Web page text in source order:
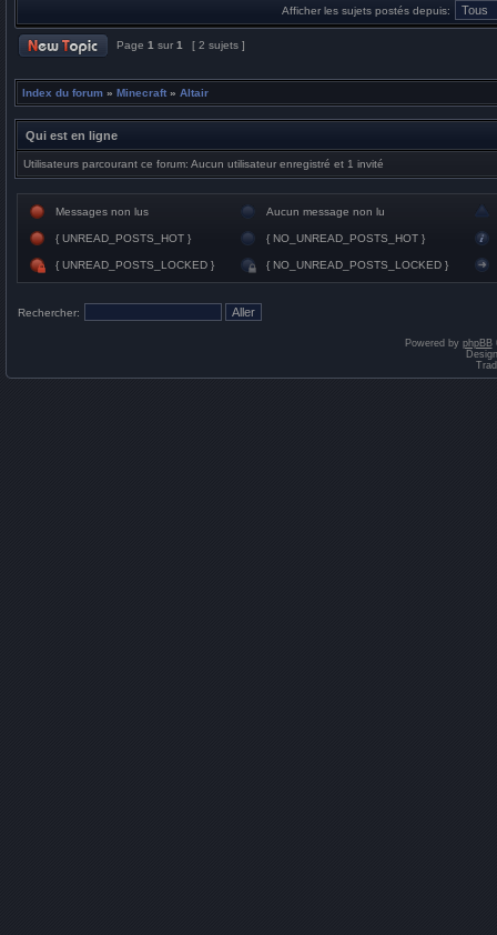
Afficher les sujets postés depuis:
Page 1 sur 1 [ 2 sujets ]
Index du forum » Minecraft » Altair
Qui est en ligne
Utilisateurs parcourant ce forum: Aucun utilisateur enregistré et 1 invité
Messages non lus Aucun message non lu
{ UNREAD_POSTS_HOT } { NO_UNREAD_POSTS_HOT }
{ UNREAD_POSTS_LOCKED } { NO_UNREAD_POSTS_LOCKED }
Rechercher:
Powered by phpBB